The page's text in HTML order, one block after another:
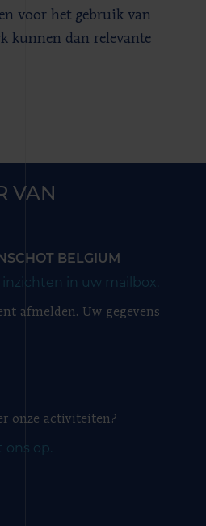
voor het gebruik van
kunnen dan relevante
VAN
BELGIUM
in uw mailbox.
afmelden. Uw gegevens
onze activiteiten?
op.